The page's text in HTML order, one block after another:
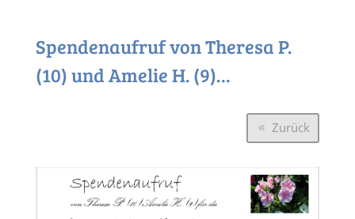
Spendenaufruf von Theresa P.
(10) und Amelie H. (9)…
Zurück